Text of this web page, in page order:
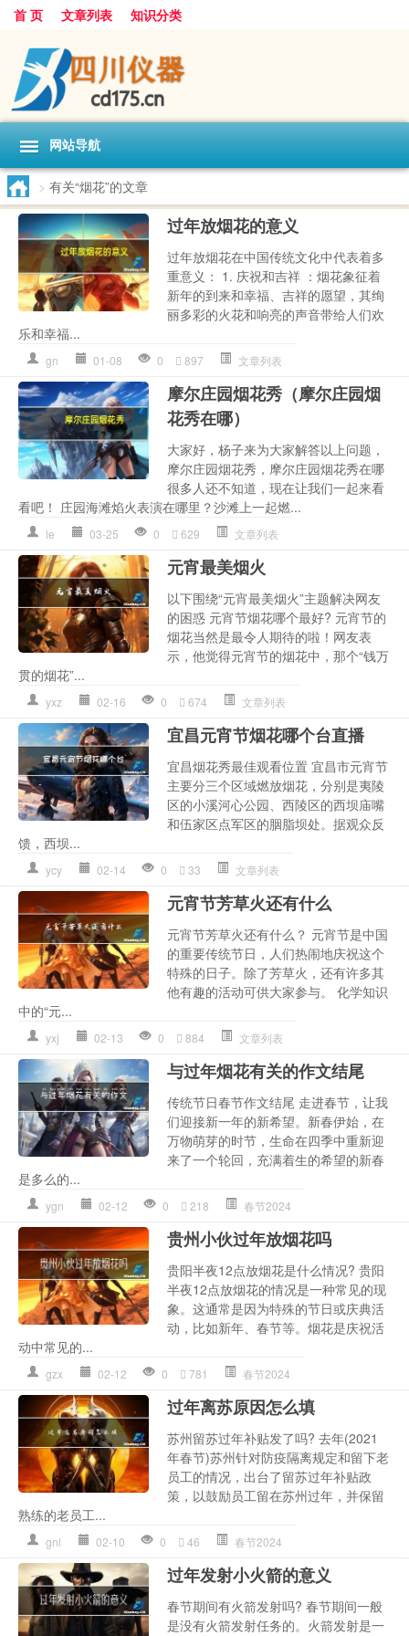
首 页 文章列表 知识分类
网站导航
> 有关“烟花”的文章
过年放烟花的意义
过年放烟花在中国传统文化中代表着多
重意义： 1. 庆祝和吉祥 ：烟花象征着
新年的到来和幸福、吉祥的愿望，其绚
丽多彩的火花和响亮的声音带给人们欢
乐和幸福...
gn 01-08 0 897 文章列表
摩尔庄园烟花秀（摩尔庄园烟
花秀在哪）
大家好，杨子来为大家解答以上问题，
摩尔庄园烟花秀，摩尔庄园烟花秀在哪
很多人还不知道，现在让我们一起来看
看吧！ 庄园海滩焰火表演在哪里？沙滩上一起燃...
le 03-25 0 629 文章列表
元宵最美烟火
以下围绕“元宵最美烟火”主题解决网友
的困惑 元宵节烟花哪个最好? 元宵节的
烟花当然是最令人期待的啦！网友表
示，他觉得元宵节的烟花中，那个“钱万
贯的烟花”...
yxz 02-16 0 674 文章列表
宜昌元宵节烟花哪个台直播
宜昌烟花秀最佳观看位置 宜昌市元宵节
主要分三个区域燃放烟花，分别是夷陵
区的小溪河心公园、西陵区的西坝庙嘴
和伍家区点军区的胭脂坝处。据观众反
馈，西坝...
ycy 02-14 0 33 文章列表
元宵节芳草火还有什么
元宵节芳草火还有什么？ 元宵节是中国
的重要传统节日，人们热闹地庆祝这个
特殊的日子。除了芳草火，还有许多其
他有趣的活动可供大家参与。 化学知识
中的“元...
yxj 02-13 0 884 文章列表
与过年烟花有关的作文结尾
传统节日春节作文结尾 走进春节，让我
们迎接新一年的新希望。新春伊始，在
万物萌芽的时节，生命在四季中重新迎
来了一个轮回，充满着生的希望的新春
是多么的...
ygn 02-12 0 218 春节2024
贵州小伙过年放烟花吗
贵阳半夜12点放烟花是什么情况? 贵阳
半夜12点放烟花的情况是一种常见的现
象。这通常是因为特殊的节日或庆典活
动，比如新年、春节等。烟花是庆祝活
动中常见的...
gzx 02-12 0 781 春节2024
过年离苏原因怎么填
苏州留苏过年补贴发了吗? 去年(2021
年春节)苏州针对防疫隔离规定和留下老
员工的情况，出台了留苏过年补贴政
策，以鼓励员工留在苏州过年，并保留
熟练的老员工...
gnl 02-10 0 46 春节2024
过年发射小火箭的意义
春节期间有火箭发射吗? 春节期间一般
是没有火箭发射任务的。火箭发射是一